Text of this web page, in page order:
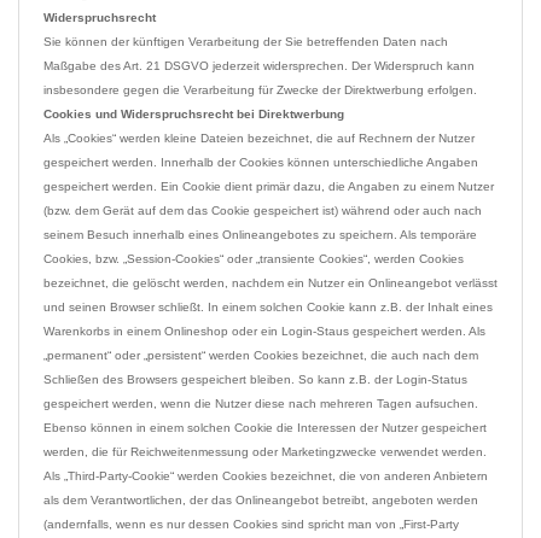
Widerspruchsrecht
Sie können der künftigen Verarbeitung der Sie betreffenden Daten nach
Maßgabe des Art. 21 DSGVO jederzeit widersprechen. Der Widerspruch kann
Cookies und Widerspruchsrecht bei Direktwerbung
Als „Cookies“ werden kleine Dateien bezeichnet, die auf Rechnern der Nutzer
gespeichert werden. Innerhalb der Cookies können unterschiedliche Angaben
gespeichert werden. Ein Cookie dient primär dazu, die Angaben zu einem Nutzer
(bzw. dem Gerät auf dem das Cookie gespeichert ist) während oder auch nach
seinem Besuch innerhalb eines Onlineangebotes zu speichern. Als temporäre
Cookies, bzw. „Session-Cookies“ oder „transiente Cookies“, werden Cookies
bezeichnet, die gelöscht werden, nachdem ein Nutzer ein Onlineangebot verlässt
und seinen Browser schließt. In einem solchen Cookie kann z.B. der Inhalt eines
Warenkorbs in einem Onlineshop oder ein Login-Staus gespeichert werden. Als
„permanent“ oder „persistent“ werden Cookies bezeichnet, die auch nach dem
Schließen des Browsers gespeichert bleiben. So kann z.B. der Login-Status
gespeichert werden, wenn die Nutzer diese nach mehreren Tagen aufsuchen.
Ebenso können in einem solchen Cookie die Interessen der Nutzer gespeichert
werden, die für Reichweitenmessung oder Marketingzwecke verwendet werden.
Als „Third-Party-Cookie“ werden Cookies bezeichnet, die von anderen Anbietern
als dem Verantwortlichen, der das Onlineangebot betreibt, angeboten werden
(andernfalls, wenn es nur dessen Cookies sind spricht man von „First-Party